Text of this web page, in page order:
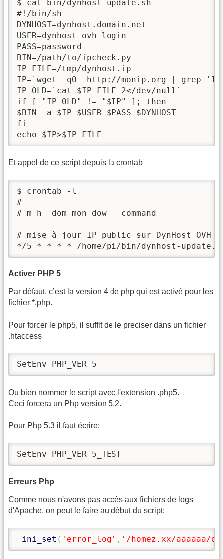
$ cat bin/dynhost-update.sh
#!/bin/sh
DYNHOST=dynhost.domain.net
USER=dynhost-ovh-login
PASS=password
BIN=/path/to/ipcheck.py
IP_FILE=/tmp/dynhost.ip
IP=`wget -qO- http://monip.org |
IP_OLD=`cat $IP_FILE 2</dev/null`
if [ "IP_OLD" != "$IP" ]; then
$BIN -a $IP $USER $PASS $DYNHOST
fi
echo $IP>$IP_FILE
Et appel de ce script depuis la crontab
$ crontab -l
#
# m h  dom mon dow   command
# mise à jour IP public sur DynHost OVH
*/5 * * * * /home/pi/bin/dynhost-
Activer PHP 5
Par défaut, c’est la version 4 de php qui est activé pour les
fichier *.php.
Pour forcer le php5, il suffit de le preciser dans un fichier
.htaccess
SetEnv PHP_VER 5
Ou bien nommer le script avec l'extension .php5.
Ceci forcera un Php version 5.2.
Pour Php 5.3 il faut écrire:
SetEnv PHP_VER 5_TEST
Erreurs Php
Comme nous n'avons pas accès aux fichiers de logs
d'Apache, on peut le faire au début du script:
ini_set ( 'error_log' , '/homez.xx/